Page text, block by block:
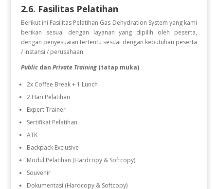
2.6. Fasilitas Pelatihan
Berikut ini Fasilitas Pelatihan Gas Dehydration System yang kami
berikan sesuai dengan layanan yang dipilih oleh peserta,
dengan penyesuaian tertentu sesuai dengan kebutuhan peserta
/ instansi / perusahaan.
Publicdan Private Training (tatap muka)
2x Coffee Break + 1 Lunch
2 Hari Pelatihan
Expert Trainer
Sertifikat Pelatihan
ATK
Backpack Exclusive
Modul Pelatihan (Hardcopy & Softcopy)
Souvenir
Dokumentasi (Hardcopy & Softcopy)